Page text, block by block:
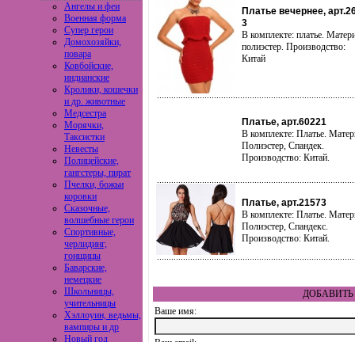
Ангелы и феи
Военная форма
Супер герои
Домохозяйки,
повара
Ковбойские,
индианские
Кролики, кошечки
и др. животные
Медсестра
Морячки,
Таксистки
Невесты
Полицейские,
гангстеры, пират
Пчелки, божьи
коровки
Сказочные,
волшебные герои
Спортивные,
черлидинг,
гонщицы
Баварские,
немецкие
Школьницы,
учительницы
Хэллоуин, ведьмы,
вампиры и др
Новый год
Платье вечернее,
3
В комплекте: платье.
полиэстер. Производство:
Китай
Платье, арт.60221
В комплекте: Платье.
Полиэстер, Спандек.
Производство: Китай.
Платье, арт.21573
В комплекте: Платье.
Полиэстер, Спандекс.
Производство: Китай.
ДОБАВИТЬ
Ваше имя: